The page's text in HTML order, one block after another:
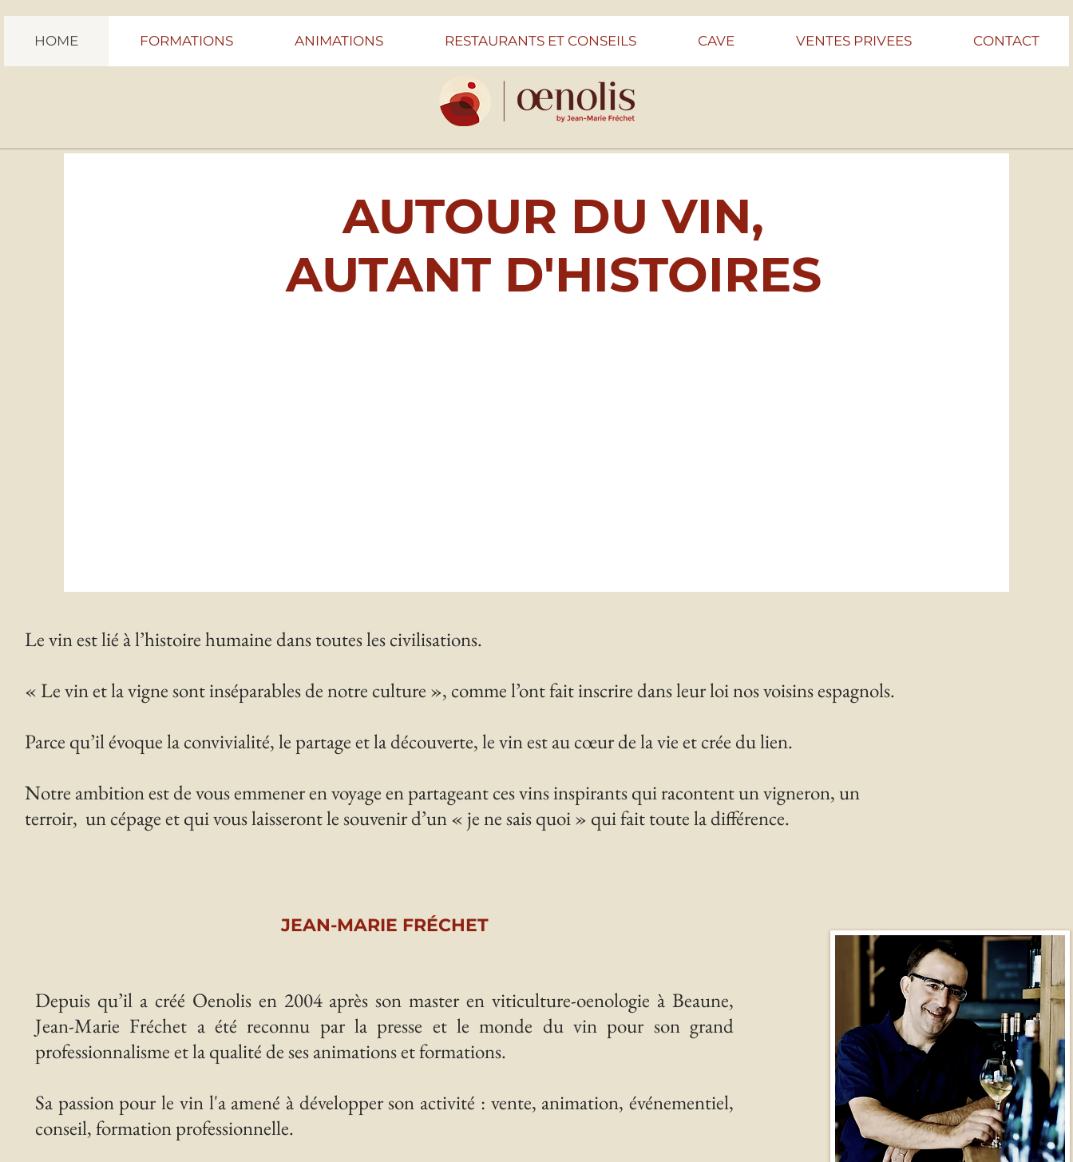
HOME FORMATIONS ANIMATIONS RESTAURANTS ET CONSEILS CAVE VENTES PRIVEES CONTACT
AUTOUR DU VIN,
AUTANT D'HISTOIRES
Le vin est lié à l’histoire humaine dans toutes les civilisations.
« Le vin et la vigne sont inséparables de notre culture », comme l’ont fait inscrire dans leur loi nos voisins espagnols.
Parce qu’il évoque la convivialité, le partage et la découverte, le vin est au cœur de la vie et crée du lien.
Notre ambition est de vous emmener en voyage en partageant ces vins inspirants qui racontent un vigneron, un
terroir, un cépage et qui vous laisseront le souvenir d’un « je ne sais quoi » qui fait toute la différence.
JEAN-MARIE FRÉCHET
Depuis qu’il a créé Oenolis en 2004 après son master en viticulture-oenologie à Beaune,
Jean-Marie Fréchet a été reconnu par la presse et le monde du vin pour son grand
professionnalisme et la qualité de ses animations et formations.
Sa passion pour le vin l'a amené à développer son activité : vente, animation, événementiel,
conseil, formation professionnelle.